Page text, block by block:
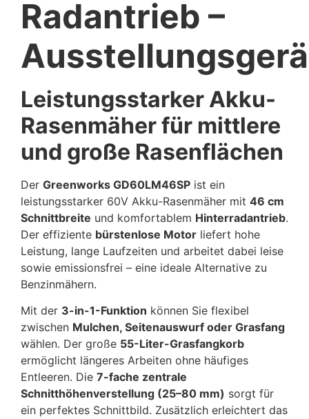
Radantrieb –
Leistungsstarker Akku-
Rasenmäher für mittlere
und große Rasenflächen
Der Greenworks GD60LM46SP ist ein
leistungsstarker 60V Akku-Rasenmäher mit 46 cm
Schnittbreite und komfortablem Hinterradantrieb.
Der effiziente bürstenlose Motor liefert hohe
Leistung, lange Laufzeiten und arbeitet dabei leise
sowie emissionsfrei – eine ideale Alternative zu
Benzinmähern.
Mit der 3-in-1-Funktion können Sie flexibel
zwischen Mulchen, Seitenauswurf oder Grasfang
wählen. Der große 55-Liter-Grasfangkorb
ermöglicht längeres Arbeiten ohne häufiges
Entleeren. Die 7-fache zentrale
Schnitthöhenverstellung (25–80 mm) sorgt für
ein perfektes Schnittbild. Zusätzlich erleichtert das